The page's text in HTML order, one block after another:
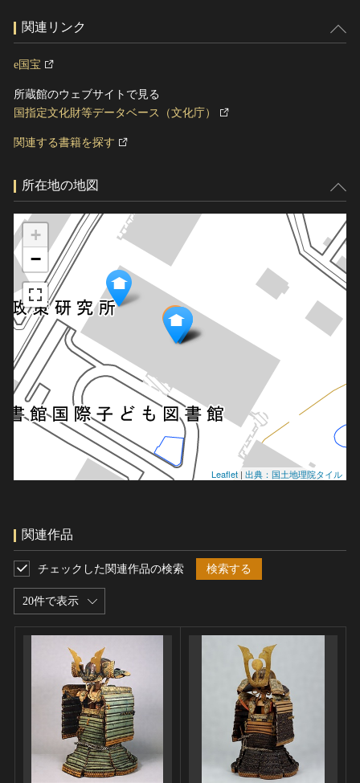
関連リンク
e国宝
所蔵館のウェブサイトで見る
国指定文化財等データベース（文化庁）
関連する書籍を探す
所在地の地図
+
−
Leaflet | 出典：国土地理院タイル
関連作品
20件で表示
チェックした関連作品の検索 検索する